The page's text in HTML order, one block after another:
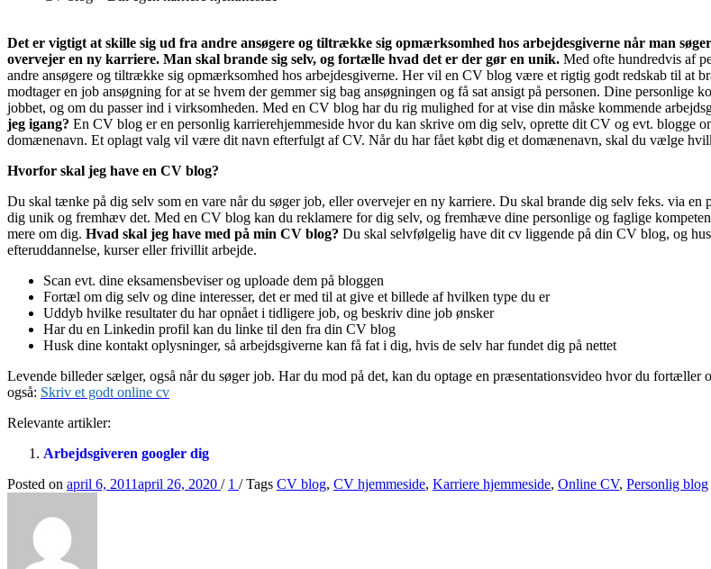
Det er vigtigt at skille sig ud fra andre ansøgere og tiltrække sig opmærksomhed hos arbejdesgiverne når man
overvejer en ny karriere. Man skal brande sig selv, og fortælle hvad det er der gør en unik. Med ofte hundredvis af
andre ansøgere og tiltrække sig opmærksomhed hos arbejdesgiverne. Her vil en CV blog være et rigtig godt redskab til at
modtager en job ansøgning for at se hvem der gemmer sig bag ansøgningen og få sat ansigt på personen. Dine personlige
jobbet, og om du passer ind i virksomheden. Med en CV blog har du rig mulighed for at vise din måske kommende
jeg igang? En CV blog er en personlig karrierehjemmeside hvor du kan skrive om dig selv, oprette dit CV og evt.
domænenavn. Et oplagt valg vil være dit navn efterfulgt af CV. Når du har fået købt dig et domænenavn, skal du vælge
Hvorfor skal jeg have en CV blog?
Du skal tænke på dig selv som en vare når du søger job, eller overvejer en ny karriere. Du skal brande dig selv feks. via
dig unik og fremhæv det. Med en CV blog kan du reklamere for dig selv, og fremhæve dine personlige og faglige
mere om dig. Hvad skal jeg have med på min CV blog? Du skal selvfølgelig have dit cv liggende på din CV blog, og
efteruddannelse, kurser eller frivillit arbejde.
Scan evt. dine eksamensbeviser og uploade dem på bloggen
Fortæl om dig selv og dine interesser, det er med til at give et billede af hvilken type du er
Uddyb hvilke resultater du har opnået i tidligere job, og beskriv dine job ønsker
Har du en Linkedin profil kan du linke til den fra din CV blog
Husk dine kontakt oplysninger, så arbejdsgiverne kan få fat i dig, hvis de selv har fundet dig på nettet
Levende billeder sælger, også når du søger job. Har du mod på det, kan du optage en præsentationsvideo hvor du
også: Skriv et godt online cv
Relevante artikler:
Arbejdsgiveren googler dig
Posted on april 6, 2011april 26, 2020 / 1 / Tags CV blog, CV hjemmeside, Karriere hjemmeside, Online CV, Personlig blog